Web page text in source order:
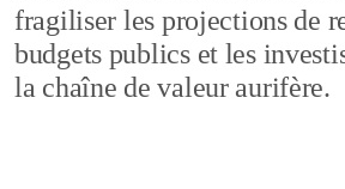
fragiliser les projections de
budgets publics et les
la chaîne de valeur aurifère.